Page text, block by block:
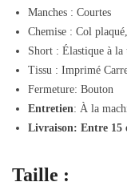
Manches : Courtes
Chemise : Col
Short : Élastique à la
Tissu : Imprimé
Fermeture: Bouton
Entretien: À la
Livraison: Entre 15
Taille :